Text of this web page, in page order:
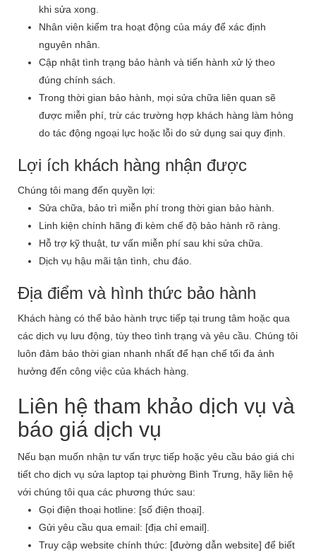
khi sửa xong.
Nhân viên kiểm tra hoạt động của máy để xác định
nguyên nhân.
Cập nhật tình trạng bảo hành và tiến hành xử lý theo
đúng chính sách.
Trong thời gian bảo hành, mọi sửa chữa liên quan sẽ
được miễn phí, trừ các trường hợp khách hàng làm hỏng
do tác động ngoại lực hoặc lỗi do sử dụng sai quy định.
Lợi ích khách hàng nhận được
Chúng tôi mang đến quyền lợi:
Sửa chữa, bảo trì miễn phí trong thời gian bảo hành.
Linh kiện chính hãng đi kèm chế độ bảo hành rõ ràng.
Hỗ trợ kỹ thuật, tư vấn miễn phí sau khi sửa chữa.
Dịch vụ hậu mãi tận tình, chu đáo.
Địa điểm và hình thức bảo hành
Khách hàng có thể bảo hành trực tiếp tại trung tâm hoặc qua
các dịch vụ lưu động, tùy theo tình trạng và yêu cầu. Chúng tôi
luôn đảm bảo thời gian nhanh nhất để hạn chế tối đa ảnh
hưởng đến công việc của khách hàng.
Liên hệ tham khảo dịch vụ và
báo giá dịch vụ
Nếu bạn muốn nhận tư vấn trực tiếp hoặc yêu cầu báo giá chi
tiết cho dịch vụ sửa laptop tại phường Bình Trưng, hãy liên hệ
với chúng tôi qua các phương thức sau:
Gọi điện thoại hotline: [số điện thoại].
Gửi yêu cầu qua email: [địa chỉ email].
Truy cập website chính thức: [đường dẫn website] để biết